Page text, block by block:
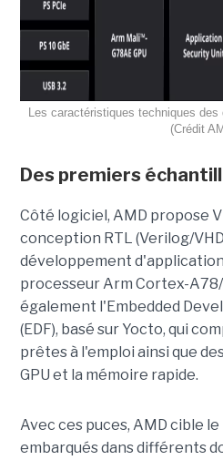
Les caractéristiques techniques
(Crédit
Des premiers
Côté logiciel, AMD propose
conception RTL (Verilog/
développement
processeur Arm Cortex-
également l'Embedded
(EDF), basé sur Yocto, qui
prêtes à l'emploi ainsi que
GPU et la mémoire rapide.
Avec ces puces, AMD cible
embarqués dans différents